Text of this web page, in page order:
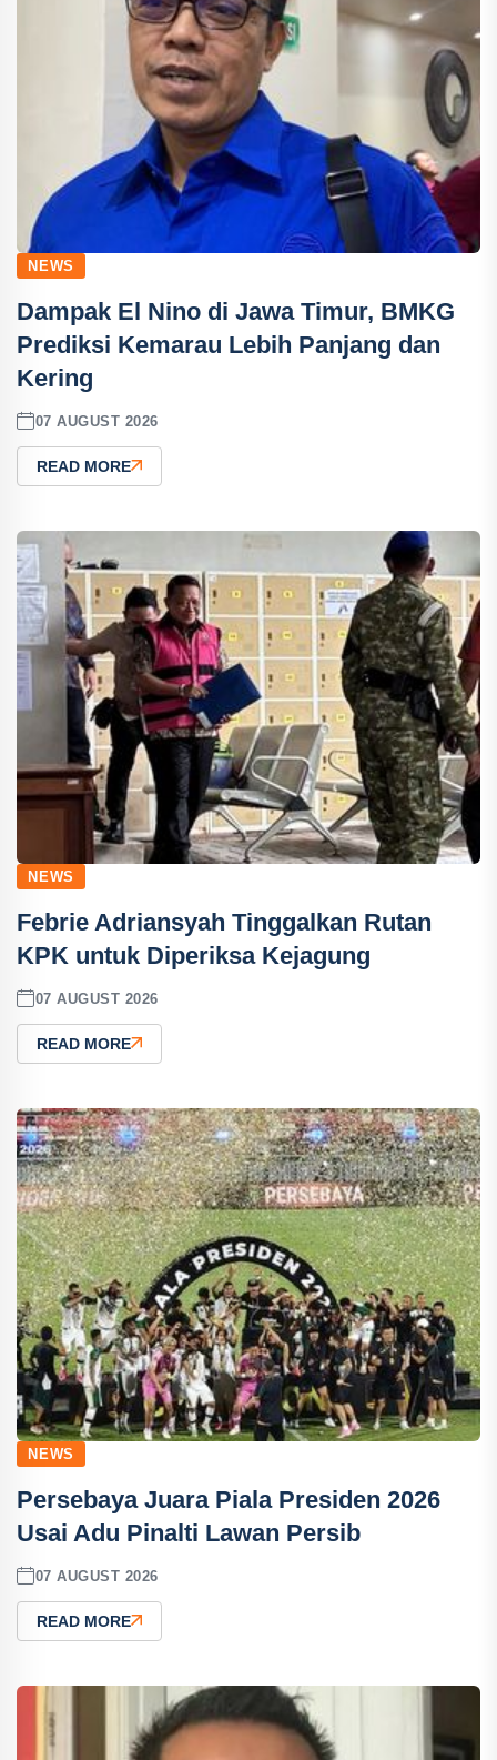
NEWS
Dampak El Nino di Jawa Timur, BMKG
Prediksi Kemarau Lebih Panjang dan
Kering
07 AUGUST 2026
READ MORE
NEWS
Febrie Adriansyah Tinggalkan Rutan
KPK untuk Diperiksa Kejagung
07 AUGUST 2026
READ MORE
NEWS
Persebaya Juara Piala Presiden 2026
Usai Adu Pinalti Lawan Persib
07 AUGUST 2026
READ MORE